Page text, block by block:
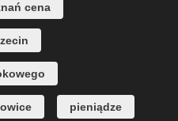
cena
pieniądze